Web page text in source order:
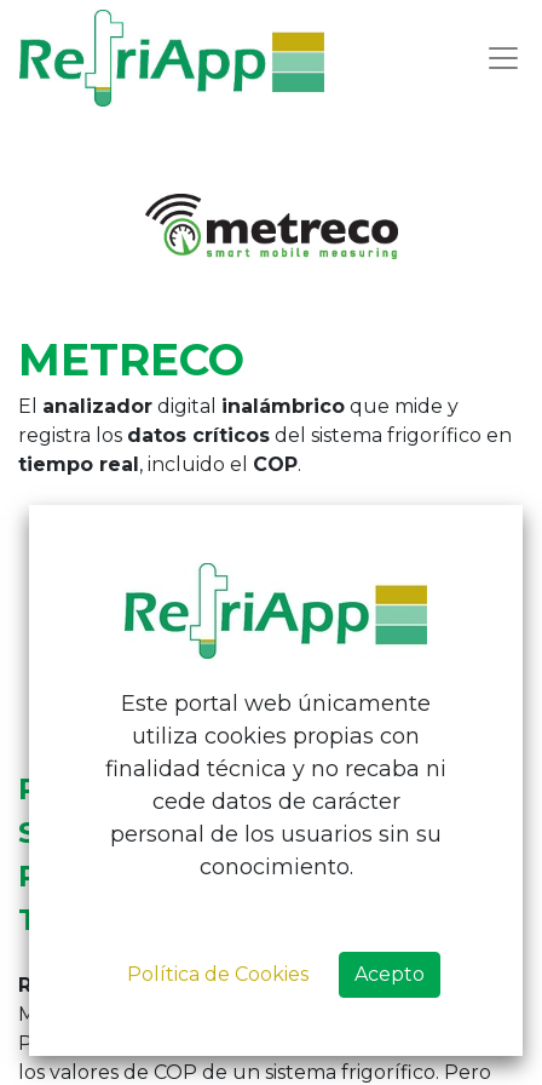
METRECO
El analizador digital inalámbrico que mide y
registra los datos críticos del sistema frigorífico en
tiempo real, incluido el COP.
Pídenos
Presupuesto
PERMITE DE UNA FORMA
SENCILLA INSPECCIONES
RÁPIDAS Y ALERTAS
TEMPRANAS
RefriApp ofrece la distribución formación
Metreco en
Por supuesto que es posible comprobar en fábrica
los valores de COP de un sistema frigorífico. Pero
Este portal web únicamente
utiliza cookies propias con
finalidad técnica y no recaba ni
cede datos de carácter
personal de los usuarios sin su
conocimiento.
Política de Cookies Acepto